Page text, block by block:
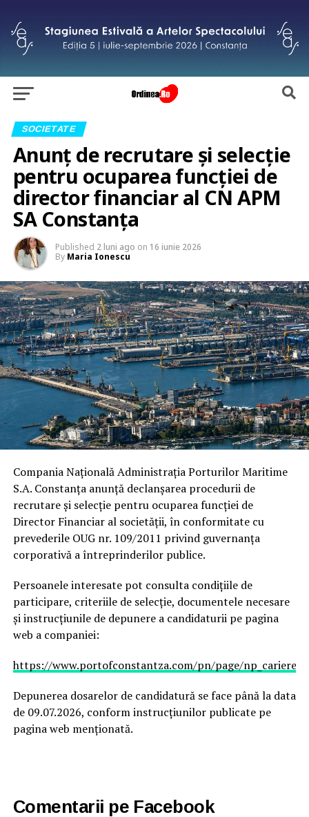
SOCIETATE
Anunț de recrutare și selecție
pentru ocuparea funcției de
director financiar al CN APM
SA Constanța
Published 2 luni ago on 16 iunie 2026
By Maria Ionescu
Compania Națională Administrația Porturilor Maritime
S.A. Constanța anunță declanșarea procedurii de
recrutare și selecție pentru ocuparea funcției de
Director Financiar al societății, în conformitate cu
prevederile OUG nr. 109/2011 privind guvernanța
corporativă a întreprinderilor publice.
Persoanele interesate pot consulta condițiile de
participare, criteriile de selecție, documentele necesare
și instrucțiunile de depunere a candidaturii pe pagina
web a companiei:
https://www.portofconstantza.com/pn/page/np_cariere/
Depunerea dosarelor de candidatură se face până la data
de 09.07.2026, conform instrucțiunilor publicate pe
pagina web menționată.
Comentarii pe Facebook